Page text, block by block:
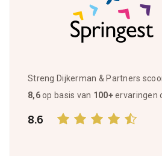
Streng Dijkerman & Partners
8,6op basis van 100+ervaringen
8.6